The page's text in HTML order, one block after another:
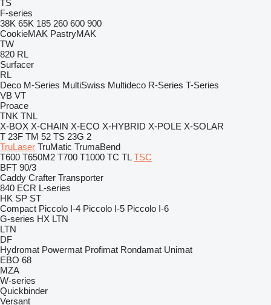
TS
F-series
38K 65K 185 260 600 900
CookieMAK PastryMAK
TW
820 RL
Surfacer
RL
Deco M-Series MultiSwiss Multideco R-Series T-Series
VB VT
Proace
TNK TNL
X-BOX X-CHAIN X-ECO X-HYBRID X-POLE X-SOLAR
T 23F TM 52 TS 23G 2
TruLaser TruMatic TrumaBend
T600 T650M2 T700 T1000 TC TL TSC
BFT 90/3
Caddy Crafter Transporter
840 ECR L-series
HK SP ST
Compact Piccolo I-4 Piccolo I-5 Piccolo I-6
G-series HX LTN
LTN
DF
Hydromat Powermat Profimat Rondamat Unimat
EBO 68
MZA
W-series
Quickbinder
Versant